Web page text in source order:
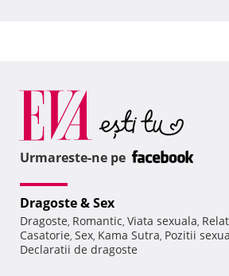
Urmareste-ne pe
Dragoste & Sex
Dragoste, Romantic, Viata sexuala,
Casatorie, Sex, Kama Sutra, Pozitii
Declaratii de dragoste